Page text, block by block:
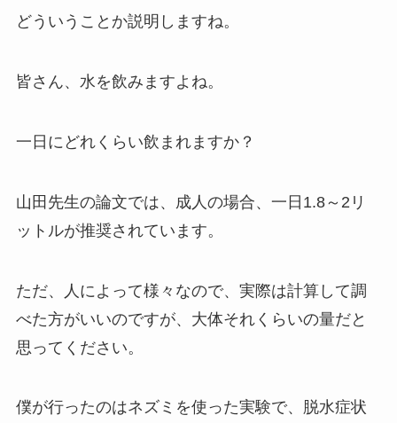
どういうことか説明しますね。
皆さん、水を飲みますよね。
一日にどれくらい飲まれますか？
山田先生の論文では、成人の場合、一日1.8～2リ
ットルが推奨されています。
ただ、人によって様々なので、実際は計算して調
べた方がいいのですが、大体それくらいの量だと
思ってください。
僕が行ったのはネズミを使った実験で、脱水症状